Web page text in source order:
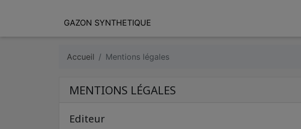
GAZON SYNTHETIQUE
Accueil Mentions légales
MENTIONS LÉGALES
Editeur